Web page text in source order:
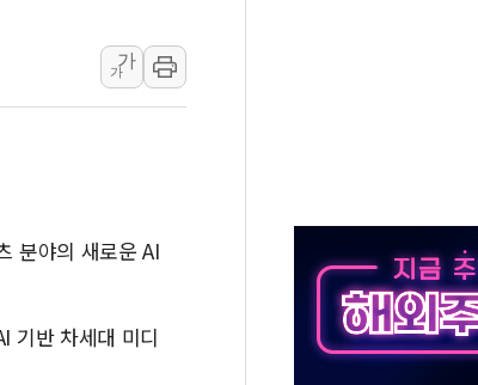
李대통령, ISA 개편 재검토 지시…與 "적극 환영"·野 "졸속
동해중부 전 해상 풍랑주의보…10일까지 최대 3.5m 높은 물결
동해시, 11~14일 '별똥별 멍' 운영…페르세우스 유성우 관측
강원 중·남부 동해안 시간당 50mm 이상 폭우…호우경보
청양 밭에서 일하던 90대 숨져…온열질환 여부 조사
폭염에 車 운전면허 기능시험 오전 집중 편성…체감온도 38
가
가
분야의 새로운 AI
기반 차세대 미디